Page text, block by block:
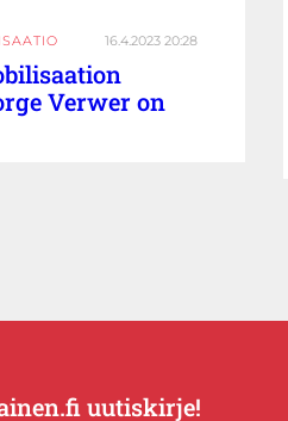
16.4.2023 20:28
Verwer on
uutiskirje!